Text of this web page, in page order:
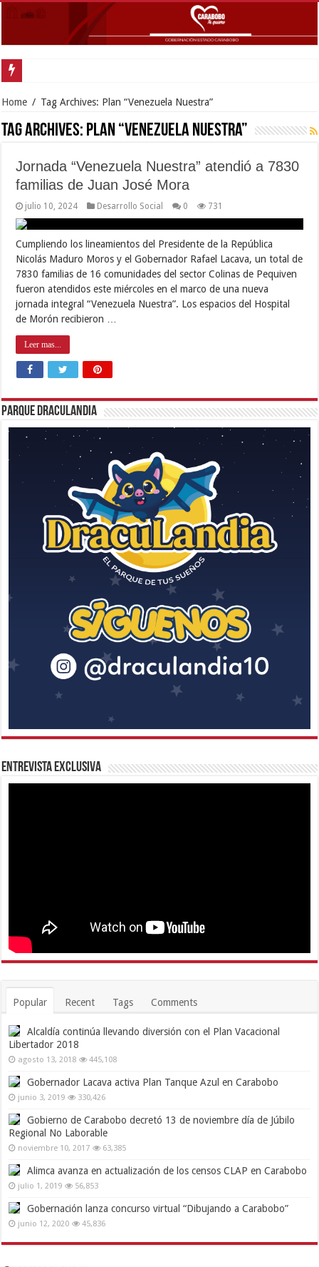
Home / Tag Archives: Plan “Venezuela Nuestra”
Tag Archives: Plan “Venezuela Nuestra”
Jornada “Venezuela Nuestra” atendió a 7830
familias de Juan José Mora
julio 10, 2024 Desarrollo Social 0 731
Cumpliendo los lineamientos del Presidente de la República
Nicolás Maduro Moros y el Gobernador Rafael Lacava, un total de
7830 familias de 16 comunidades del sector Colinas de Pequiven
fueron atendidos este miércoles en el marco de una nueva
jornada integral “Venezuela Nuestra”. Los espacios del Hospital
de Morón recibieron …
Leer mas...
Parque Draculandia
Entrevista Exclusiva
Popular Recent Tags Comments
Alcaldía continúa llevando diversión con el Plan Vacacional
Libertador 2018
agosto 13, 2018 445,108
Gobernador Lacava activa Plan Tanque Azul en Carabobo
junio 3, 2019 330,426
Gobierno de Carabobo decretó 13 de noviembre día de Júbilo
Regional No Laborable
noviembre 10, 2017 63,385
Alimca avanza en actualización de los censos CLAP en Carabobo
julio 1, 2019 56,853
Gobernación lanza concurso virtual “Dibujando a Carabobo”
junio 12, 2020 45,836